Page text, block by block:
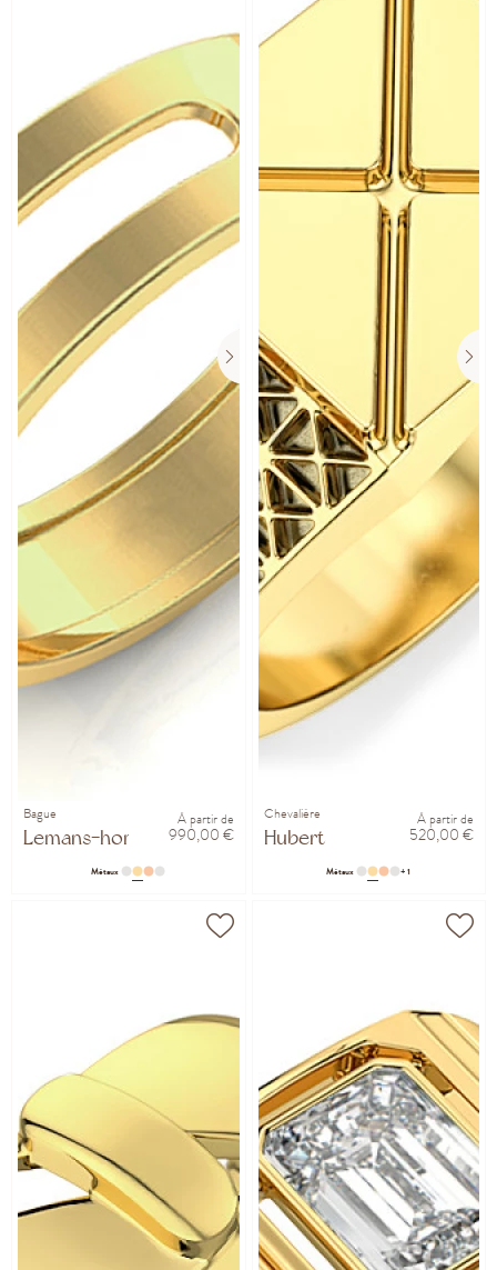
Bague
Lemans-hom
À partir de
990,00 €
Métaux
Chevalière
Hubert
À partir de
520,00 €
Métaux + 1